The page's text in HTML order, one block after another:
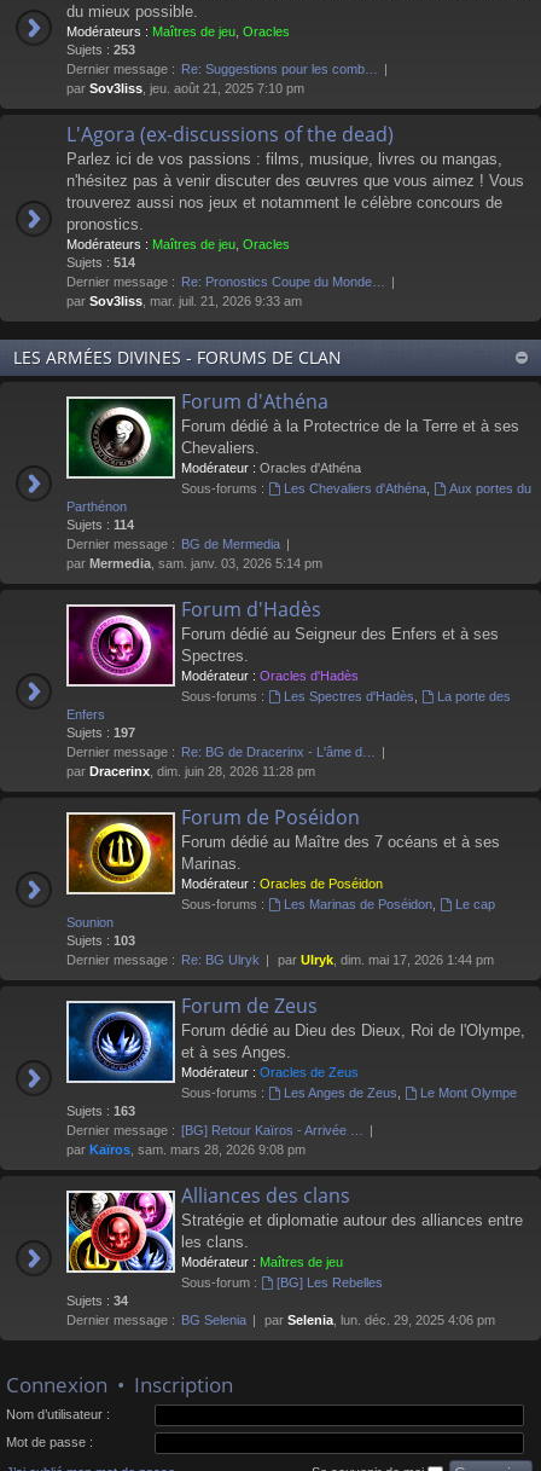
du mieux possible.
Modérateurs : Maîtres de jeu Oracles
Sujets : 253
Dernier message : Re: Suggestions pour les comb…
par Sov3liss , jeu. août 21, 2025 7:10 pm
L'Agora (ex-discussions of the dead)
Parlez ici de vos passions : films, musique, livres ou mangas,
n'hésitez pas à venir discuter des œuvres que vous aimez ! Vous
trouverez aussi nos jeux et notamment le célèbre concours de
pronostics.
Modérateurs : Maîtres de jeu Oracles
Sujets : 514
Dernier message : Re: Pronostics Coupe du Monde…
par Sov3liss , mar. juil. 21, 2026 9:33 am
LES ARMÉES DIVINES - FORUMS DE CLAN
Forum d'Athéna
Forum dédié à la Protectrice de la Terre et à ses
Chevaliers.
Modérateur : Oracles d'Athéna
Sous-forums :
Les Chevaliers d'Athéna,
Aux portes du
Parthénon
Sujets : 114
Dernier message : BG de Mermedia
par Mermedia , sam. janv. 03, 2026 5:14 pm
Forum d'Hadès
Forum dédié au Seigneur des Enfers et à ses
Spectres.
Modérateur : Oracles d'Hadès
Sous-forums :
Les Spectres d'Hadès
La porte des
Enfers
Sujets : 197
Dernier message : Re: BG de Dracerinx - L'âme d…
par Dracerinx , dim. juin 28, 2026 11:28 pm
Forum de Poséidon
Forum dédié au Maître des 7 océans et à ses
Marinas.
Modérateur : Oracles de Poséidon
Sous-forums :
Les Marinas de Poséidon,
Le cap
Sounion
Sujets : 103
Dernier message : Re: BG Ulryk par Ulryk , dim. mai 17, 2026 1:44 pm
Forum de Zeus
Forum dédié au Dieu des Dieux, Roi de l'Olympe,
et à ses Anges.
Modérateur : Oracles de Zeus
Sous-forums :
Les Anges de Zeus
Le Mont Olympe
Sujets : 163
Dernier message : [BG] Retour Kaïros - Arrivée …
par Kaïros , sam. mars 28, 2026 9:08 pm
Alliances des clans
Stratégie et diplomatie autour des alliances entre
les clans.
Modérateur : Maîtres de jeu
Sous-forum :
[BG] Les Rebelles
Sujets : 34
Dernier message : BG Selenia par Selenia , lun. déc. 29, 2025 4:06 pm
Connexion • Inscription
Nom d’utilisateur :
Mot de passe :